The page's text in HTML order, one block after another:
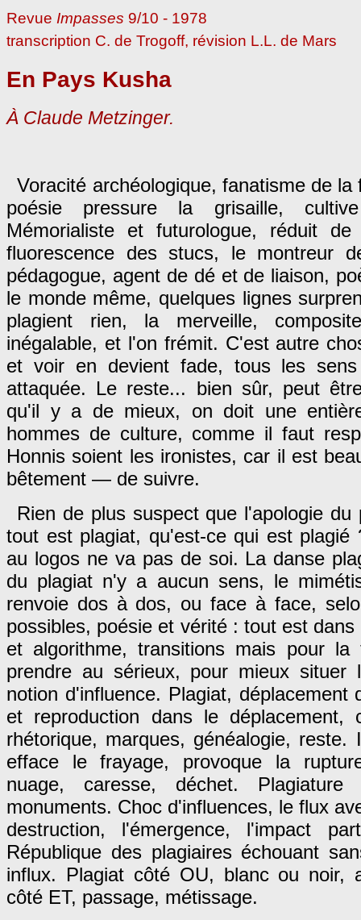
Revue Impasses 9/10 - 1978
transcription C. de Trogoff, révision L.L. de Mars
En Pays Kusha
À Claude Metzinger.
Voracité archéologique, fanatisme de
poésie pressure la grisaille,
Mémorialiste et futurologue, réduit
fluorescence des stucs, le montreur
pédagogue, agent de dé et de liaison,
le monde même, quelques lignes
plagient rien, la merveille,
inégalable, et l'on frémit. C'est autre
et voir en devient fade, tous les
attaquée. Le reste... bien sûr, peut
qu'il y a de mieux, on doit une
hommes de culture, comme il faut
Honnis soient les ironistes, car il est
bêtement — de suivre.
Rien de plus suspect que l'apologie du
tout est plagiat, qu'est-ce qui est plagié
au logos ne va pas de soi. La danse
du plagiat n'y a aucun sens, le
renvoie dos à dos, ou face à face,
possibles, poésie et vérité : tout est
et algorithme, transitions mais pour la
prendre au sérieux, pour mieux situer
notion d'influence. Plagiat, déplacement
et reproduction dans le déplacement,
rhétorique, marques, généalogie, reste.
efface le frayage, provoque la
nuage, caresse, déchet.
monuments. Choc d'influences, le flux
destruction, l'émergence, l'impact
République des plagiaires échouant
influx. Plagiat côté OU, blanc ou noir,
côté ET, passage, métissage.